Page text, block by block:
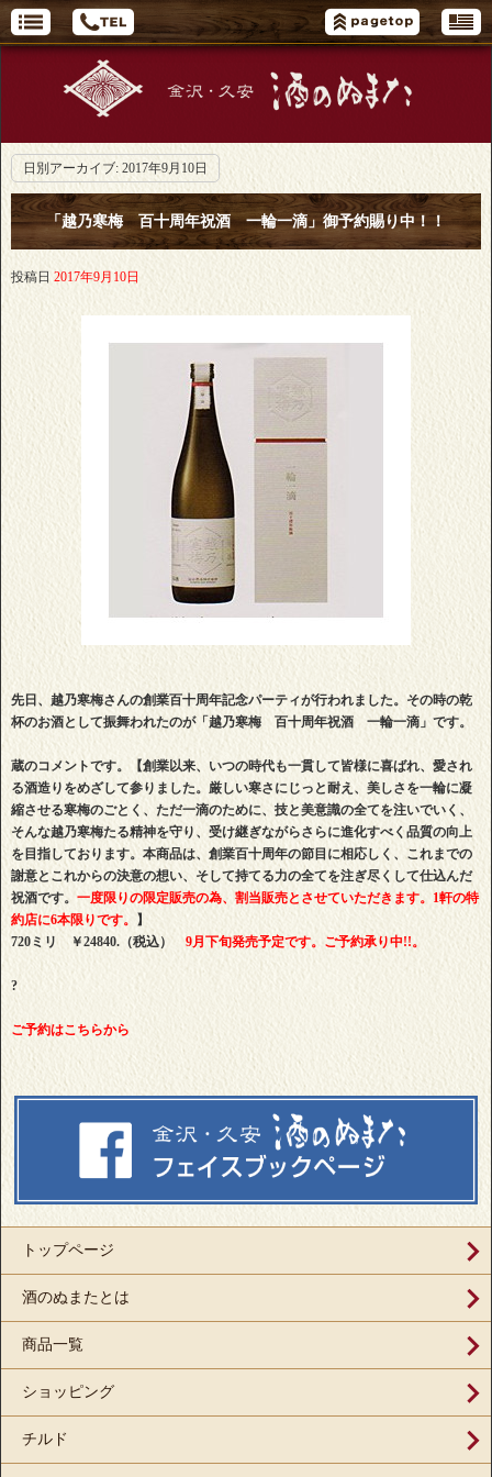
日別アーカイブ: 2017年9月10日
「越乃寒梅 百十周年祝酒 一輪一滴」御予約賜り中！！
投稿日 2017年9月10日
先日、越乃寒梅さんの創業百十周年記念パーティが行われました。その時の乾
杯のお酒として振舞われたのが「越乃寒梅 百十周年祝酒 一輪一滴」です。
蔵のコメントです。
【創業以来、いつの時代も一貫して皆様に喜ばれ、愛され
る酒造りをめざして参りました。厳しい寒さにじっと耐え、美しさを一輪に凝
縮させる寒梅のごとく、ただ一滴のために、技と美意識の全てを注いでいく、
そんな越乃寒梅たる精神を守り、受け継ぎながらさらに進化すべく品質の向上
を目指しております。本商品は、創業百十周年の節目に相応しく、これまでの
謝意とこれからの決意の想い、そして持てる力の全てを注ぎ尽くして仕込んだ
祝酒です。 一度限りの限定販売の為、割当販売とさせていただきます。1軒の特
約店に6本限りです。
】
720ミリ ￥24840.（税込）
9月下旬発売予定です。ご予約承り中!!。
?
ご予約はこちらから
トップページ
酒のぬまたとは
商品一覧
ショッピング
チルド